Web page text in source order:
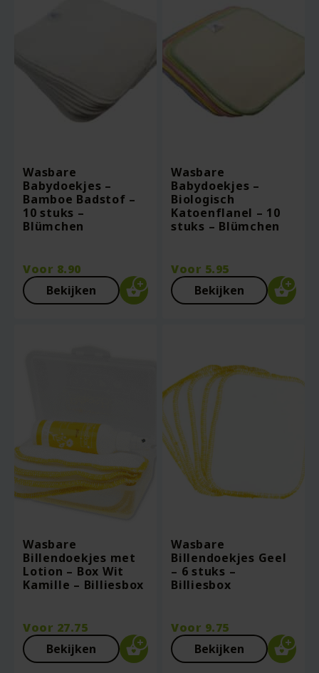
Wasbare
Babydoekjes –
Bamboe Badstof –
10 stuks –
Blümchen
Voor 8.90
Bekijken
Wasbare
Babydoekjes –
Biologisch
Katoenflanel – 10
stuks – Blümchen
Voor 5.95
Bekijken
Wasbare
Billendoekjes met
Lotion – Box Wit
Kamille – Billiesbox
Voor 27.75
Bekijken
Wasbare
Billendoekjes Geel
– 6 stuks –
Billiesbox
Voor 9.75
Bekijken